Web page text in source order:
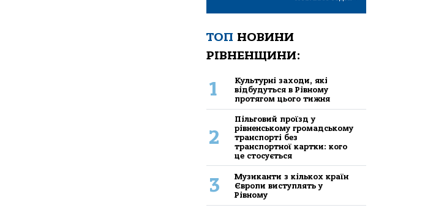
ТОП НОВИНИ
РІВНЕНЩИНИ:
1
Культурні заходи, які
відбудуться в Рівному
протягом цього тижня
2
Пільговий проїзд у
рівненському громадському
транспорті без
транспортної картки: кого
це стосується
3
Музиканти з кількох країн
Європи виступлять у
Рівному